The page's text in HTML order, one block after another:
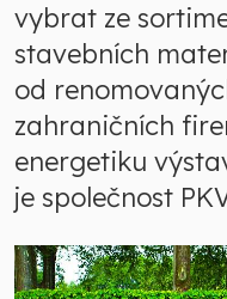
vybrat ze
stavebních
od
zahraničních
energetiku
je společnost